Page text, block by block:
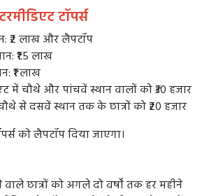
टॉपर्स
₹2 लाख और लैपटॉप
₹1.5 लाख
₹1 लाख
में चौथे और पांचवें स्थान वालों को ₹30 हजार
से दसवें स्थान तक के छात्रों को ₹20 हजार
को लैपटॉप दिया जाएगा।
छात्रों को अगले दो वर्षों तक हर महीने